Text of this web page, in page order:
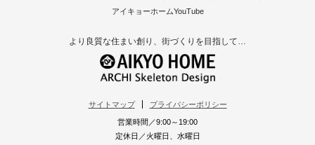
アイキョーホームYouTube
より良質な住まい創り、街づくりを目指して…
サイトマップ プライバシーポリシー
営業時間／9:00～19:00
定休日／火曜日、水曜日